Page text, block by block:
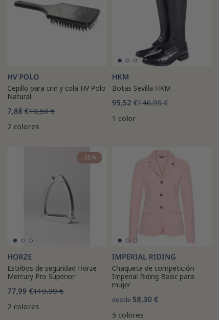
HV POLO
Cepillo para crin y cola HV Polo
Natural
7,88 €10,50 €
2 colores
HKM
Botas Sevilla HKM
95,52 €146,95 €
1 color
-35%
HORZE
Estribos de seguridad Horze
Mercury Pro Superior
77,99 €119,99 €
2 colores
IMPERIAL RIDING
Chaqueta de competición
Imperial Riding Basic para
mujer
desde 58,30 €
5 colores